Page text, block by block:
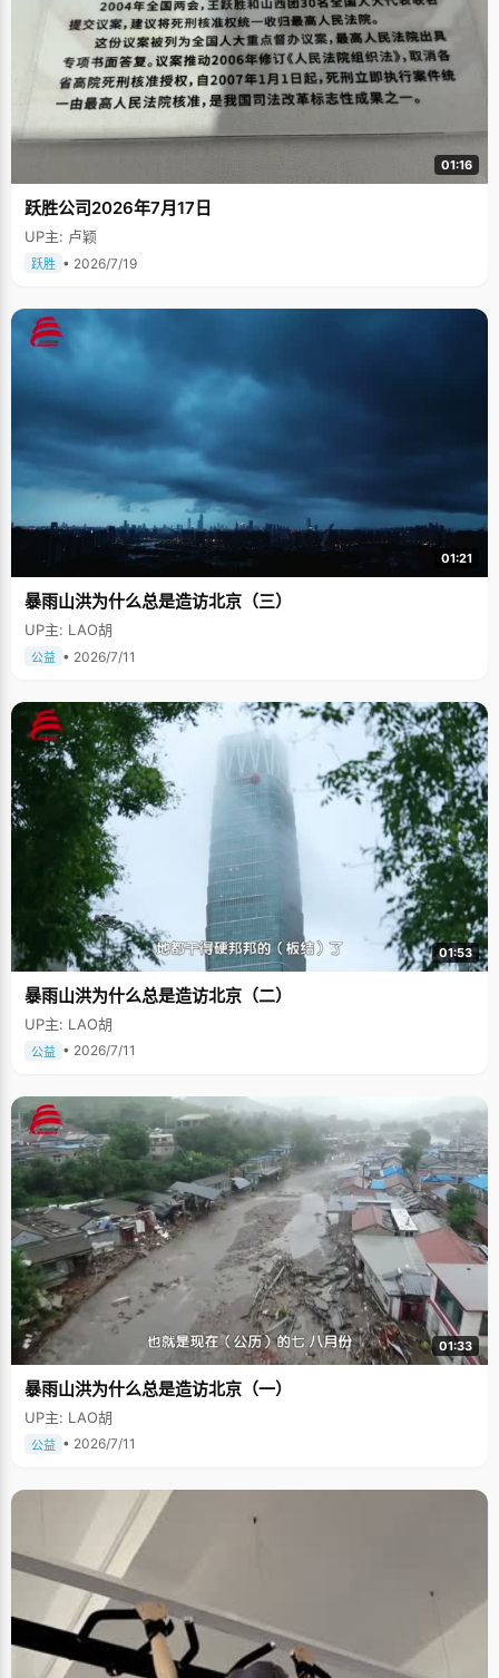
01:16
跃胜公司2026年7月17日
UP主: 卢颖
跃胜 • 2026/7/19
01:21
暴雨山洪为什么总是造访北京（三）
UP主: LAO胡
公益 • 2026/7/11
01:53
暴雨山洪为什么总是造访北京（二）
UP主: LAO胡
公益 • 2026/7/11
01:33
暴雨山洪为什么总是造访北京（一）
UP主: LAO胡
公益 • 2026/7/11